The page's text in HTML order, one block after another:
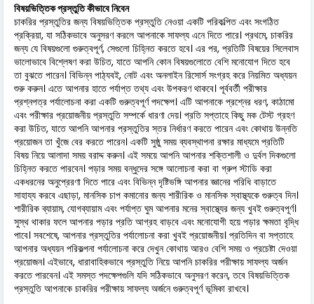
বিষয়ভিত্তিক প্রস্তুতি কীভাবে নিবেন
চাকরির প্রস্তুতির জন্য বিষয়ভিত্তিক প্রস্তুতি নেওয়া একটি পরিকল্পিত এবং সংগঠিত
প্রক্রিয়া, যা সঠিকভাবে অনুসরণ করলে আপনাকে সাফল্য এনে দিতে পারে। প্রথমে, চাকরির
জন্য যে বিষয়গুলো গুরুত্বপূর্ণ, সেগুলো চিহ্নিত করতে হবে। এর পর, প্রতিটি বিষয়ের সিলেবাস
ভালোভাবে বিশ্লেষণ করা উচিত, যাতে আপনি কোন বিষয়গুলোতে বেশি মনোযোগ দিতে হবে
তা বুঝতে পারেন। বিভিন্ন পাঠ্যবই, নোট এবং অনলাইন রিসোর্স সংগ্রহ করে নিয়মিত অধ্যয়ন
শুরু করুন। এতে আপনার হাতে পর্যাপ্ত তথ্য এবং উপকরণ থাকবে। পূর্ববর্তী পরীক্ষার
প্রশ্নপত্র পর্যালোচনা করা একটি গুরুত্বপূর্ণ পদক্ষেপ। এটি আপনাকে প্রশ্নের ধরণ, কাঠামো
এবং পরীক্ষার প্রয়োজনীয় প্রস্তুতি সম্পর্কে ধারণা দেয়। প্রতি সপ্তাহে কিছু মক টেস্ট গ্রহণ
করা উচিত, যাতে আপনি আপনার প্রস্তুতির স্তর নির্ধারণ করতে পারেন এবং কোথায় উন্নতি
প্রয়োজন তা খুঁজে বের করতে পারেন। একটি সুষ্ঠু সময় ব্যবস্থাপনা রক্ষার মাধ্যমে প্রতিটি
বিষয় নিয়ে আলাদা সময় বরাদ্দ করুন। এই সময়ে আপনি আপনার শক্তিশালী ও দুর্বল দিকগুলো
চিহ্নিত করতে পারবেন। পড়ার সময় বন্ধুদের সঙ্গে আলোচনা করা বা গ্রুপ স্টাডি করা
একধরনের অনুপ্রেরণা দিতে পারে এবং বিভিন্ন দৃষ্টিভঙ্গি আপনার জ্ঞানের পরিধি বাড়াতে
সাহায্য করবে এছাড়া, মানসিক চাপ কমানোর জন্য শারীরিক ও মানসিক স্বাস্থ্যকে গুরুত্ব দিন।
শারীরিক ব্যায়াম, যোগব্যায়াম এবং পর্যাপ্ত ঘুম আপনার মনের স্বাস্থ্যের জন্য খুবই গুরুত্বপূর্ণ।
সুস্থ থাকার ফলে আপনার পড়ার প্রতি আগ্রহ বাড়বে এবং মনোযোগী হয়ে পড়ার ক্ষমতা বৃদ্ধি
পাবে। সবশেষে, আপনার প্রস্তুতির পর্যালোচনা করা খুবই প্রয়োজনীয়। প্রতিদিন বা সপ্তাহে
আপনার অধ্যয়ন পরিকল্পনা পর্যালোচনা করে দেখুন কোথায় আরও বেশি সময় ও প্রচেষ্টা দেওয়া
প্রয়োজন। এইভাবে, ধারাবাহিকভাবে প্রস্তুতি নিয়ে আপনি চাকরির পরীক্ষায় সাফল্য অর্জন
করতে পারবেন। এই সমস্ত পদক্ষেপগুলি যদি সঠিকভাবে অনুসরণ করেন, তবে বিষয়ভিত্তিক
প্রস্তুতি আপনাকে চাকরির পরীক্ষায় সাফল্য অর্জনে গুরুত্বপূর্ণ ভূমিকা রাখবে।